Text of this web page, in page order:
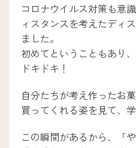
コロナウイルス対策も意
ィスタンスを考えたディ
ました。
初めてということもあり
ドキドキ！
自分たちが考え作ったお
買ってくれる姿を見て、
この瞬間があるから、「